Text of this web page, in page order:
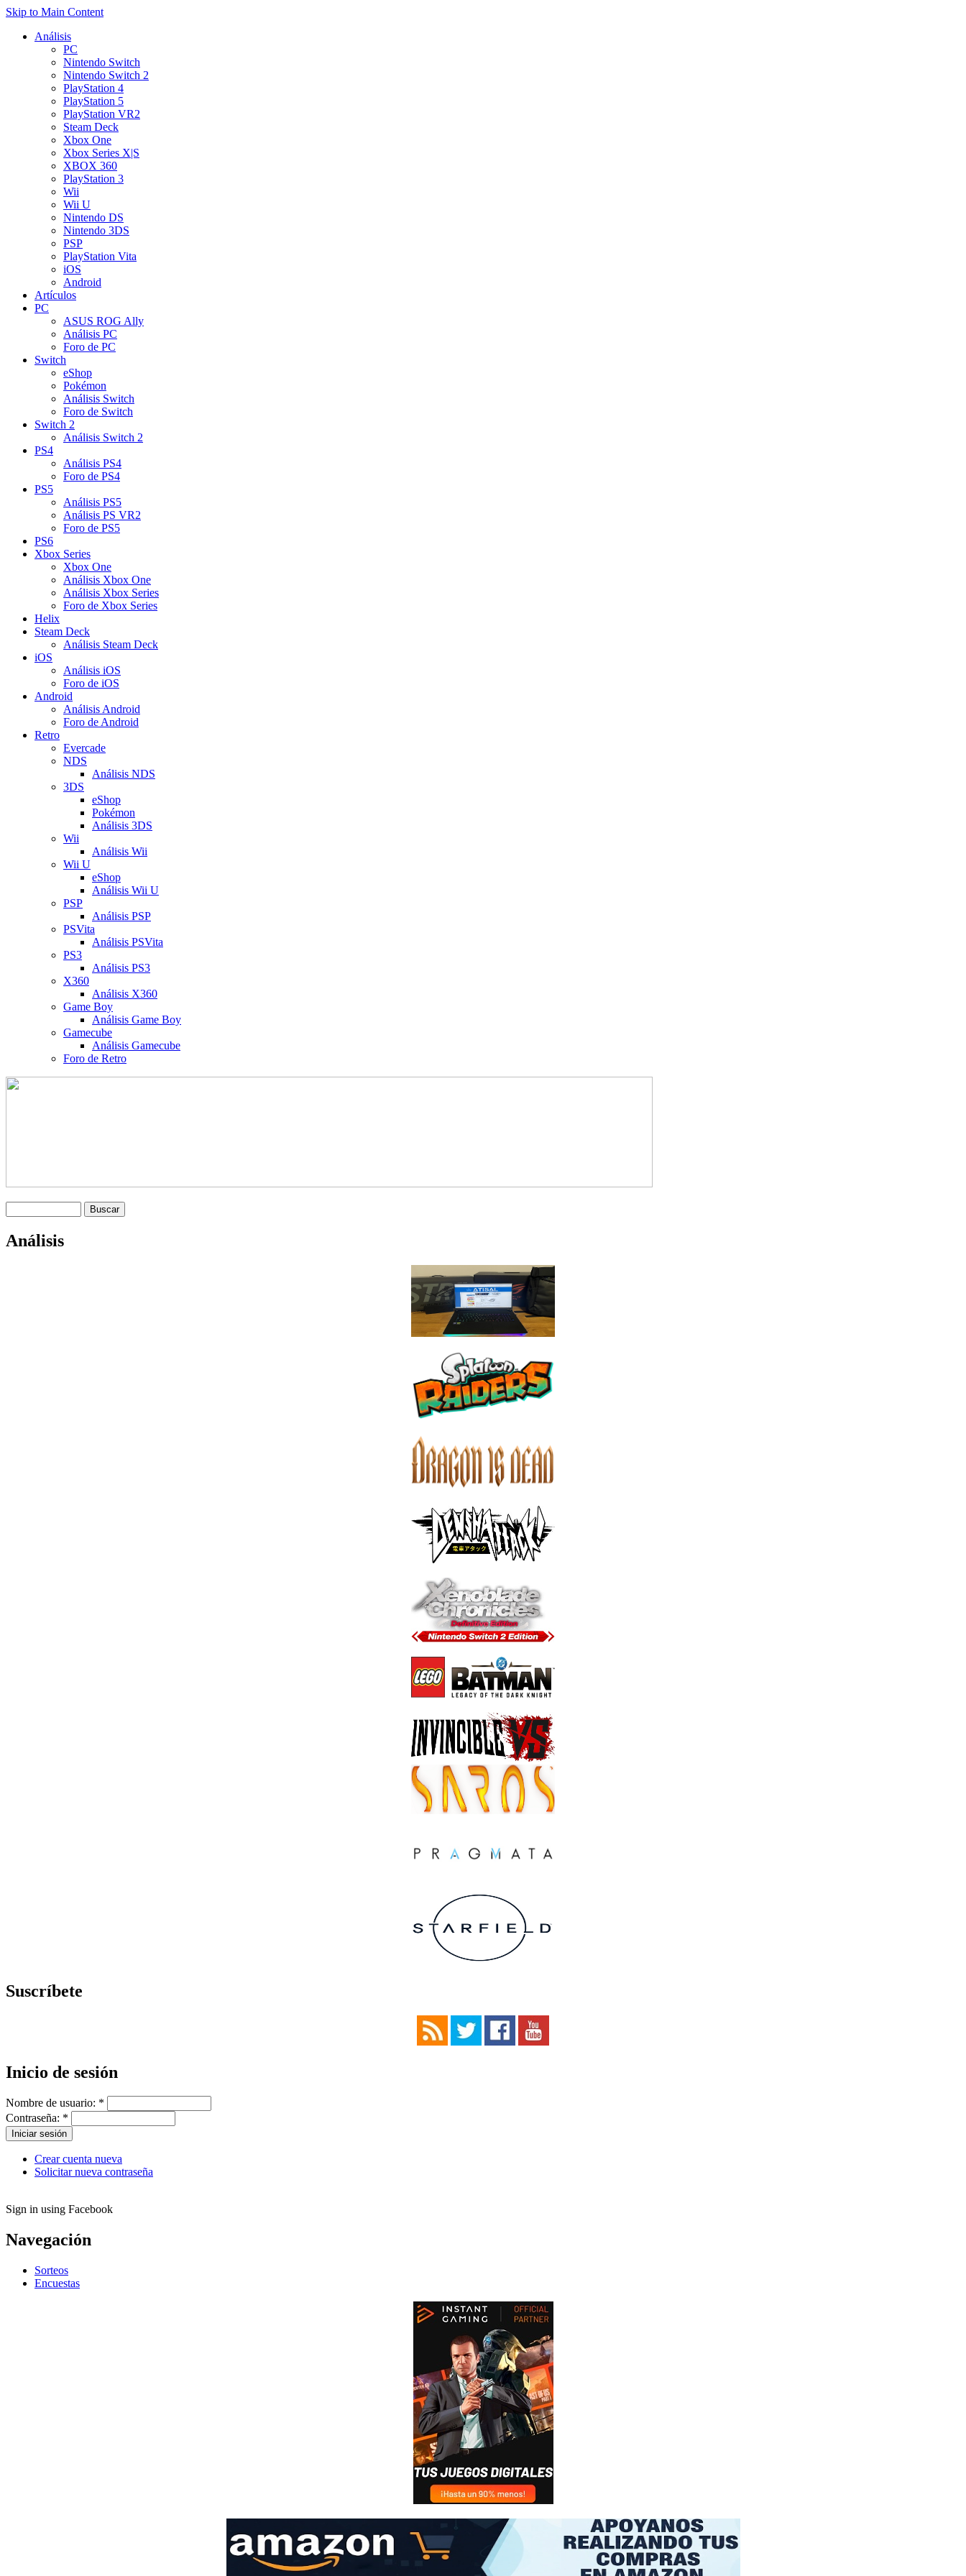
Skip to Main Content
Análisis
PC
Nintendo Switch
Nintendo Switch 2
PlayStation 4
PlayStation 5
PlayStation VR2
Steam Deck
Xbox One
Xbox Series X|S
XBOX 360
PlayStation 3
Wii
Wii U
Nintendo DS
Nintendo 3DS
PSP
PlayStation Vita
iOS
Android
Artículos
PC
ASUS ROG Ally
Análisis PC
Foro de PC
Switch
eShop
Pokémon
Análisis Switch
Foro de Switch
Switch 2
Análisis Switch 2
PS4
Análisis PS4
Foro de PS4
PS5
Análisis PS5
Análisis PS VR2
Foro de PS5
PS6
Xbox Series
Xbox One
Análisis Xbox One
Análisis Xbox Series
Foro de Xbox Series
Helix
Steam Deck
Análisis Steam Deck
iOS
Análisis iOS
Foro de iOS
Android
Análisis Android
Foro de Android
Retro
Evercade
NDS
Análisis NDS
3DS
eShop
Pokémon
Análisis 3DS
Wii
Análisis Wii
Wii U
eShop
Análisis Wii U
PSP
Análisis PSP
PSVita
Análisis PSVita
PS3
Análisis PS3
X360
Análisis X360
Game Boy
Análisis Game Boy
Gamecube
Análisis Gamecube
Foro de Retro
Análisis
Suscríbete
Inicio de sesión
Nombre de usuario: *
Contraseña: *
Crear cuenta nueva
Solicitar nueva contraseña
Sign in using Facebook
Navegación
Sorteos
Encuestas